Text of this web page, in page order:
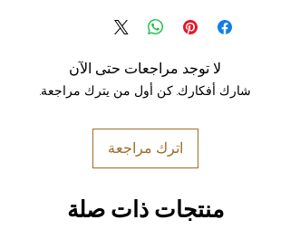
لا توجد مراجعات حتى الآن
شارك أفكارك. كن أول من يترك مراجعة.
اترك مراجعة
منتجات ذات صلة